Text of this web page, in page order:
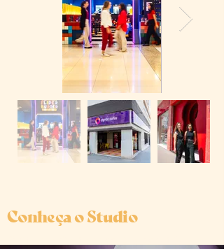
Conheça o Studio